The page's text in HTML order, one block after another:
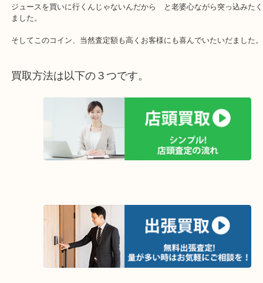
見せて頂くと 「ウィーン金貨ハーモニー」なのです＼(◎o◎)／！
純度は、99.99%！！K24なのです！
ジュースを買いに行くんじゃないんだから と老婆心ながら突っ込
ました。
そしてこのコイン、当然査定額も高くお客様にも喜んでいたいだま
買取方法は以下の３つです。